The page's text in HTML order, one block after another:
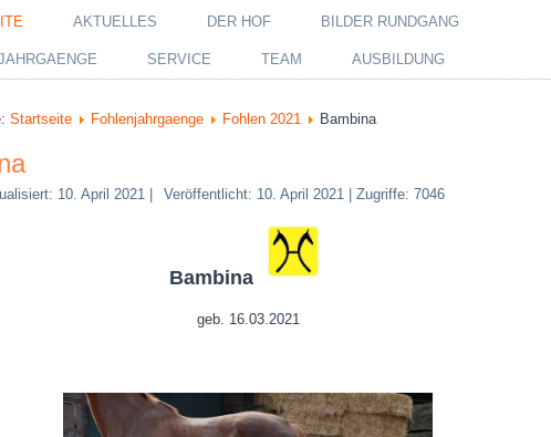
AKTUELLES DER HOF BILDER RUNDGANG
SERVICE TEAM AUSBILDUNG
Startseite Fohlenjahrgaenge Fohlen 2021 Bambina
10. April 2021 Veröffentlicht: 10. April 2021 Zugriffe: 7046
Bambina
geb. 16.03.2021